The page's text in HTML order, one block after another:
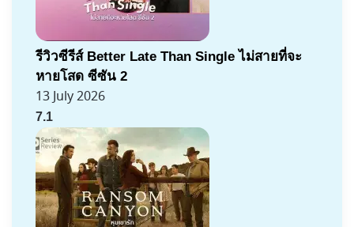
รีวิวซีรีส์ Better Late Than Single ไม่สายที่จะ
หายโสด ซีซัน 2
13 July 2026
7.1